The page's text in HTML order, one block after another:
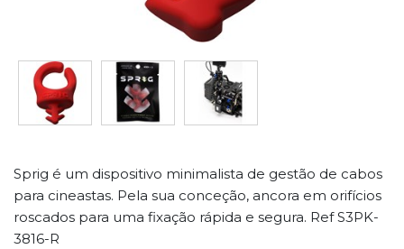
Sprig é um dispositivo minimalista de gestão de cabos
para cineastas. Pela sua conceção, ancora em orifícios
roscados para uma fixação rápida e segura. Ref S3PK-
3816-R